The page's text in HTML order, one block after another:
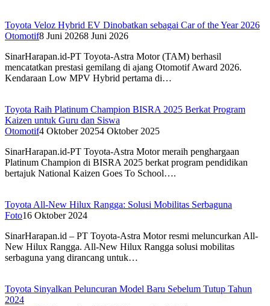
Toyota Veloz Hybrid EV Dinobatkan sebagai Car of the Year 2026
Otomotif8 Juni 20268 Juni 2026
SinarHarapan.id-PT Toyota-Astra Motor (TAM) berhasil
mencatatkan prestasi gemilang di ajang Otomotif Award 2026.
Kendaraan Low MPV Hybrid pertama di…
Toyota Raih Platinum Champion BISRA 2025 Berkat Program
Kaizen untuk Guru dan Siswa
Otomotif4 Oktober 20254 Oktober 2025
SinarHarapan.id-PT Toyota-Astra Motor meraih penghargaan
Platinum Champion di BISRA 2025 berkat program pendidikan
bertajuk National Kaizen Goes To School….
Toyota All-New Hilux Rangga: Solusi Mobilitas Serbaguna
Foto16 Oktober 2024
SinarHarapan.id – PT Toyota-Astra Motor resmi meluncurkan All-
New Hilux Rangga. All-New Hilux Rangga solusi mobilitas
serbaguna yang dirancang untuk…
Toyota Sinyalkan Peluncuran Model Baru Sebelum Tutup Tahun
2024